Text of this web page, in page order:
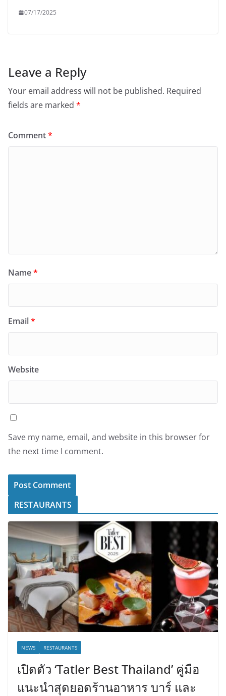
07/17/2025
Leave a Reply
Your email address will not be published. Required
fields are marked *
Comment*
Name*
Email*
Website
Save my name, email, and website in this browser for
the next time I comment.
RESTAURANTS
NEWS RESTAURANTS
เปิดตัว ‘Tatler Best Thailand’ คู่มือ
แนะนำสุดยอดร้านอาหาร บาร์ และ